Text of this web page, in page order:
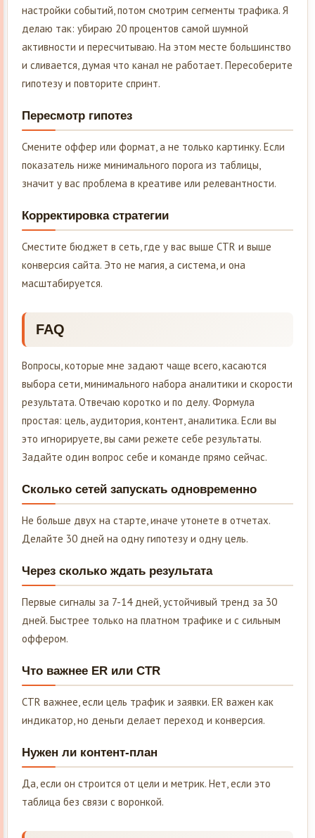
настройки событий, потом смотрим сегменты трафика. Я
делаю так: убираю 20 процентов самой шумной
активности и пересчитываю. На этом месте большинство
и сливается, думая что канал не работает. Пересоберите
гипотезу и повторите спринт.
Пересмотр гипотез
Смените оффер или формат, а не только картинку. Если
показатель ниже минимального порога из таблицы,
значит у вас проблема в креативе или релевантности.
Корректировка стратегии
Сместите бюджет в сеть, где у вас выше CTR и выше
конверсия сайта. Это не магия, а система, и она
масштабируется.
FAQ
Вопросы, которые мне задают чаще всего, касаются
выбора сети, минимального набора аналитики и скорости
результата. Отвечаю коротко и по делу. Формула
простая: цель, аудитория, контент, аналитика. Если вы
это игнорируете, вы сами режете себе результаты.
Задайте один вопрос себе и команде прямо сейчас.
Сколько сетей запускать одновременно
Не больше двух на старте, иначе утонете в отчетах.
Делайте 30 дней на одну гипотезу и одну цель.
Через сколько ждать результата
Первые сигналы за 7-14 дней, устойчивый тренд за 30
дней. Быстрее только на платном трафике и с сильным
оффером.
Что важнее ER или CTR
CTR важнее, если цель трафик и заявки. ER важен как
индикатор, но деньги делает переход и конверсия.
Нужен ли контент-план
Да, если он строится от цели и метрик. Нет, если это
таблица без связи с воронкой.